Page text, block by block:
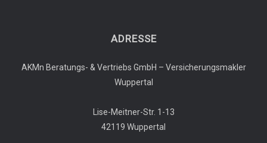
ADRESSE
AKMn Beratungs- & Vertriebs GmbH – Versicherungsmakler
Wuppertal
Lise-Meitner-Str. 1-13
42119 Wuppertal